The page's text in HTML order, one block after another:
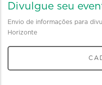
Divulgue seu
Envio de informações para
Horizonte